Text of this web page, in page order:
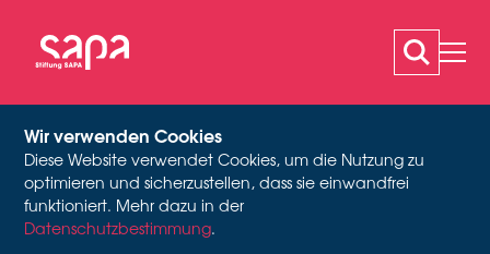
Wir verwenden Cookies
Diese Website verwendet Cookies, um die Nutzung zu
optimieren und sicherzustellen, dass sie einwandfrei
funktioniert. Mehr dazu in der
Datenschutzbestimmung.
100 JAHRE